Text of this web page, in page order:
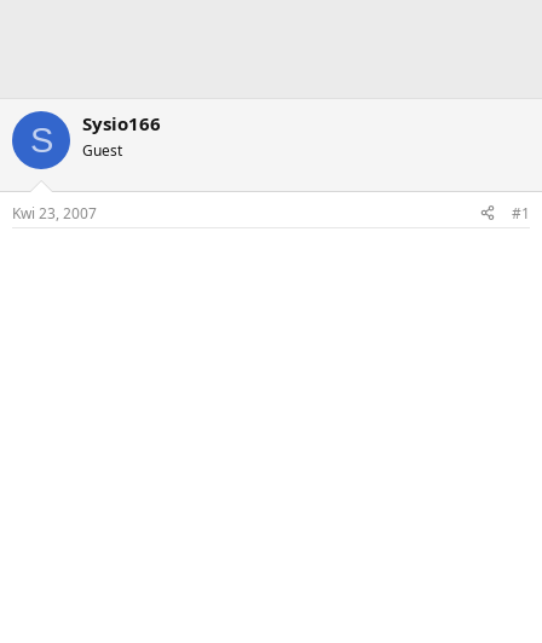
S Sysio166
Guest
Kwi 23, 2007 #1